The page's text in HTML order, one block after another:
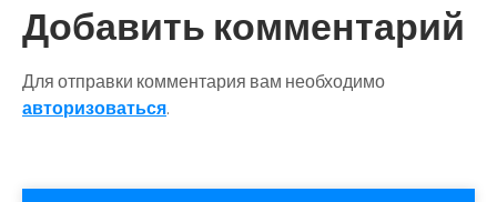
Добавить комментарий
Для отправки комментария вам необходимо
авторизоваться.